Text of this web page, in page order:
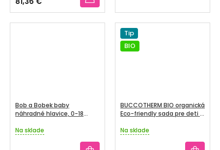
z
5
hviezdičiek.
Bob a Bobek baby
náhradné hlavice, 0-18
Priemerné
Na sklade
Tip
BIO
BUCCOTHERM BIO organická
Eco-friendly sada pre deti 2
Priemerné
Na sklade